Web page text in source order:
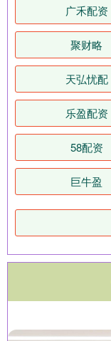
广禾配资
聚财略
天弘忧配
乐盈配资
58配资
巨牛盈